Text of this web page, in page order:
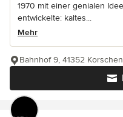
1970 mit einer genialen
entwickelte: kaltes...
Mehr
Bahnhof 9, 41352